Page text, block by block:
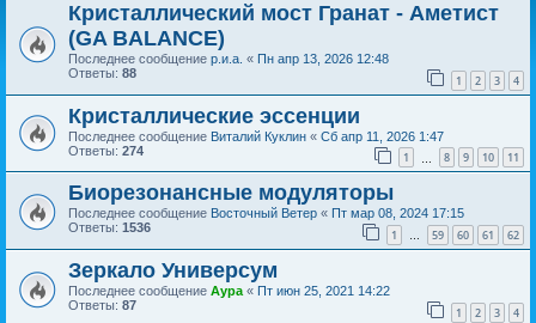
Кристаллический мост Гранат - Аметист
(GA BALANCE)
Последнее сообщение р.и.а. « Пн апр 13, 2026 12:48
Ответы: 88 1 2 3 4
Кристаллические эссенции
Последнее сообщение Виталий Куклин « Сб апр 11, 2026 1:47
Ответы: 274 1 8 9 10 11
Биорезонансные модуляторы
Последнее сообщение Восточный Ветер « Пт мар 08, 2024 17:15
Ответы: 1536 1 … 59 60 61 62
Зеркало Универсум
Последнее сообщение Аура « Пт июн 25, 2021 14:22
Ответы: 87 1 2 3 4